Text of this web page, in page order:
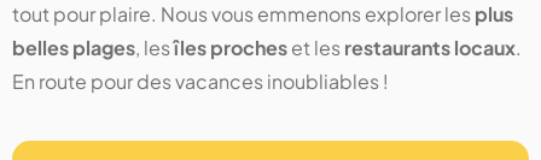
tout pour plaire. Nous vous emmenons explorer lesplus
belles plages, lesîles procheset lesrestaurants locaux.
En route pour des vacances inoubliables !